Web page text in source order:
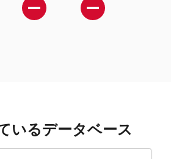
いるデータベース